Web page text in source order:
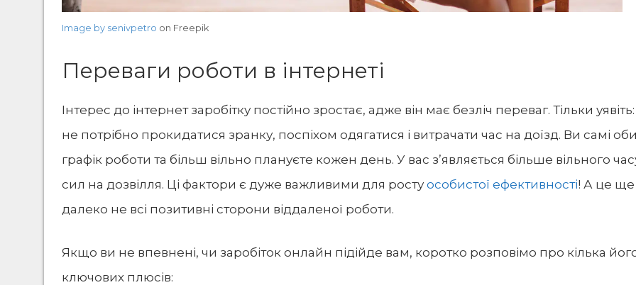
Image by senivpetro on Freepik
Переваги роботи в інтернеті
Інтерес до інтернет заробітку постійно зростає, адже він має безліч переваг. Тільки
не потрібно прокидатися зранку, поспіхом одягатися і витрачати час на доїзд. Ви самі
графік роботи та більш вільно плануєте кожен день. У вас з’являється більше вільного
сил на дозвілля. Ці фактори є дуже важливими для росту особистої ефективності! А це ще
далеко не всі позитивні сторони віддаленої роботи.
Якщо ви не впевнені, чи заробіток онлайн підійде вам, коротко розповімо про кілька
ключових плюсів: